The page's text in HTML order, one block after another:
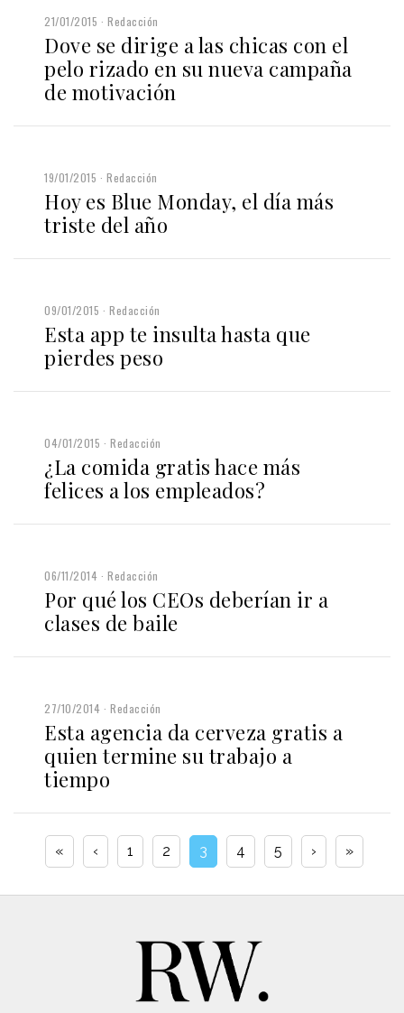
21/01/2015 Redacción
Dove se dirige a las chicas con el
pelo rizado en su nueva campaña
de motivación
19/01/2015 Redacción
Hoy es Blue Monday, el día más
triste del año
09/01/2015 Redacción
Esta app te insulta hasta que
pierdes peso
04/01/2015 Redacción
¿La comida gratis hace más
felices a los empleados?
06/11/2014 Redacción
Por qué los CEOs deberían ir a
clases de baile
27/10/2014 Redacción
Esta agencia da cerveza gratis a
quien termine su trabajo a
tiempo
« ‹ 1 2 3 4 5 › »